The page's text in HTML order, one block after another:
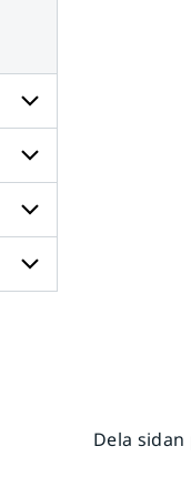
Undersidor
för
Radar
och
satellit
Undersidor
för
Väder
till
havs
Undersidor
för
Dela sidan